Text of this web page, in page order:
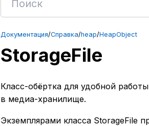
Документация/Справка/heap/HeapObject
StorageFile
Класс-обёртка для удобной
в медиа-хранилище.
Экземплярами класса StorageFile